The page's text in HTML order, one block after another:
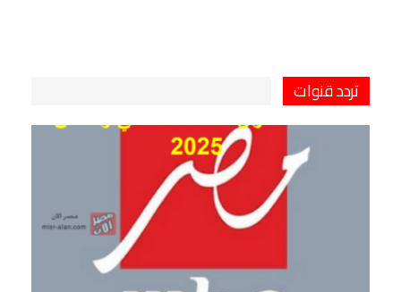
تردد قنوات